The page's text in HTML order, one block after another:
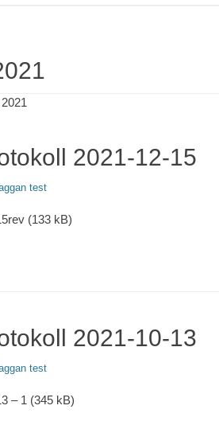
2021-12-15
test
(133 kB)
2021-10-13
test
– 1 (345 kB)